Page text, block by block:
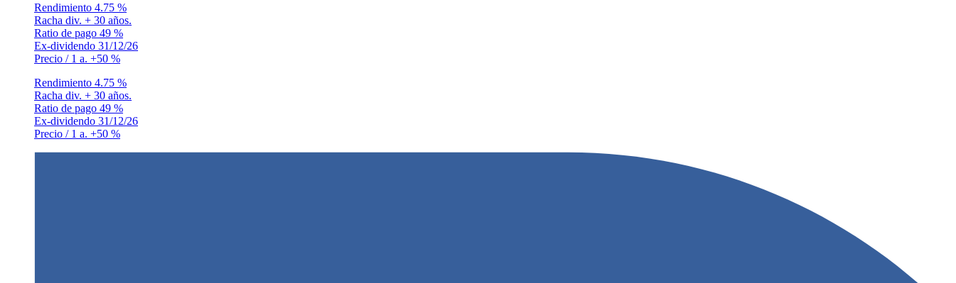
Rendimiento 4.75 %
Racha div. + 30 años.
Ratio de pago 49 %
Ex-dividendo 31/12/26
Precio / 1 a. +50 %
Rendimiento 4.75 %
Racha div. + 30 años.
Ratio de pago 49 %
Ex-dividendo 31/12/26
Precio / 1 a. +50 %